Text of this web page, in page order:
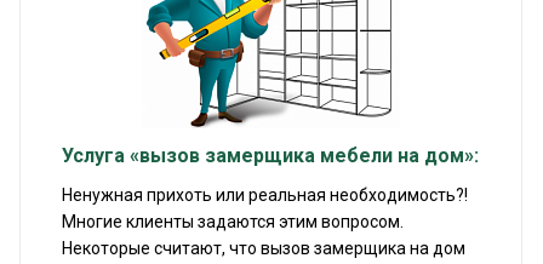
Услуга «вызов замерщика мебели на дом»:
Ненужная прихоть или реальная необходимость?!
Многие клиенты задаются этим вопросом.
Некоторые считают, что вызов замерщика на дом